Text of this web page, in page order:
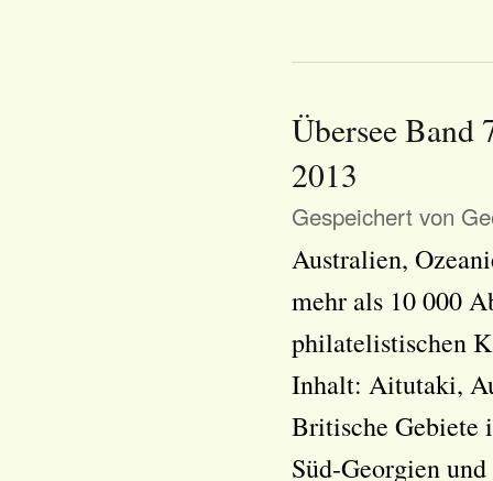
Übersee Band
2013
Gespeichert von
Australien,
mehr als 10 000
philatelistischen
Inhalt: Aitutaki,
Britische Gebiete
Süd-Georgien